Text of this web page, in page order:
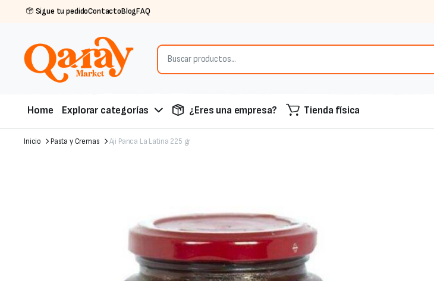
Sigue tu pedidoContactoBlogFAQ
Home Explorar categorías ¿Eres una empresa? Tienda física
Inicio Pasta y Cremas Aji Panca La Latina 225 gr